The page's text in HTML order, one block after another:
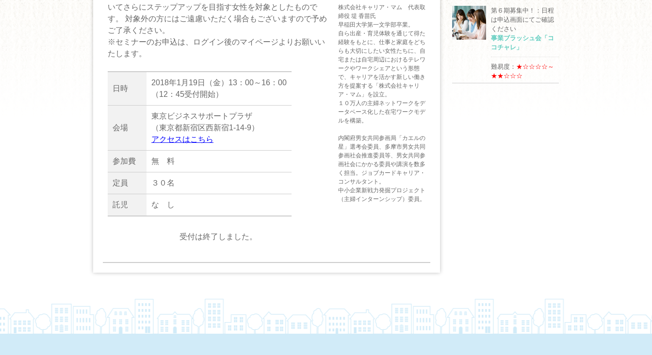
いてさらにステップアップを目指す女性を対象としたもので
す。 対象外の方にはご遠慮いただく場合もございますので予め
ご了承ください。
※セミナーのお申込は、ログイン後のマイページよりお願いい
たします。
日時
2018年1月19日（金）13：00～16：00
（12：45受付開始）
会場
東京ビジネスサポートプラザ
（東京都新宿区西新宿1-14-9）
アクセスはこちら
参加費 無 料
定員 ３０名
託児 な し
受付は終了しました。
株式会社キャリア・マム 代表取
締役 堤 香苗氏
早稲田大学第一文学部卒業。
自ら出産・育児体験を通じて得た
経験をもとに、仕事と家庭をどち
らも大切にしたい女性たちに、自
宅または自宅周辺におけるテレワ
ークやワークシェアという形態
で、キャリアを活かす新しい働き
方を提案する「株式会社キャリ
ア・マム」を設立。
１０万人の主婦ネットワークをデ
ータベース化した在宅ワークモデ
ルを構築。
内閣府男女共同参画局「カエルの
星」選考会委員、多摩市男女共同
参画社会推進委員等、男女共同参
画社会にかかる委員や講演を数多
く担当。ジョブカードキャリア・
コンサルタント。
中小企業新戦力発掘プロジェクト
（主婦インターンシップ）委員。
第６期募集中！：日程
は申込画面にてご確認
ください
事業ブラッシュ会「コ
コチャレ」
難易度： ★☆☆☆☆～
★★☆☆☆